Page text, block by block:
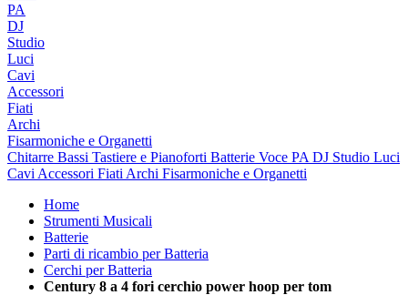
PA
DJ
Studio
Luci
Cavi
Accessori
Fiati
Archi
Fisarmoniche e Organetti
Chitarre Bassi Tastiere e Pianoforti Batterie Voce PA DJ Studio Luci
Cavi Accessori Fiati Archi Fisarmoniche e Organetti
Home
Strumenti Musicali
Batterie
Parti di ricambio per Batteria
Cerchi per Batteria
Century 8 a 4 fori cerchio power hoop per tom